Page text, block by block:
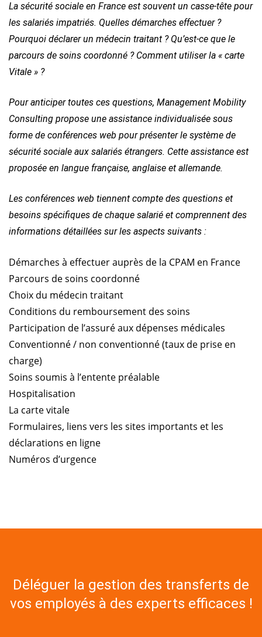
La sécurité sociale en France est souvent un casse-tête pour
les salariés impatriés. Quelles démarches effectuer ?
Pourquoi déclarer un médecin traitant ? Qu’est-ce que le
parcours de soins coordonné ? Comment utiliser la « carte
Vitale » ?
Pour anticiper toutes ces questions, Management Mobility
Consulting propose une assistance individualisée sous
forme de conférences web pour présenter le système de
sécurité sociale aux salariés étrangers. Cette assistance est
proposée en langue française, anglaise et allemande.
Les conférences web tiennent compte des questions et
besoins spécifiques de chaque salarié et comprennent des
informations détaillées sur les aspects suivants :
Démarches à effectuer auprès de la CPAM en France
Parcours de soins coordonné
Choix du médecin traitant
Conditions du remboursement des soins
Participation de l’assuré aux dépenses médicales
Conventionné / non conventionné (taux de prise en
charge)
Soins soumis à l’entente préalable
Hospitalisation
La carte vitale
Formulaires, liens vers les sites importants et les
déclarations en ligne
Numéros d’urgence
Déléguer la gestion des transferts de
vos employés à des experts efficaces !